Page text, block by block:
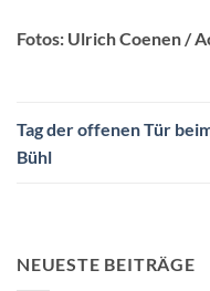
Fotos: Ulrich Coenen /
Tag der offenen Tür
Bühl
NEUESTE BEITRÄGE